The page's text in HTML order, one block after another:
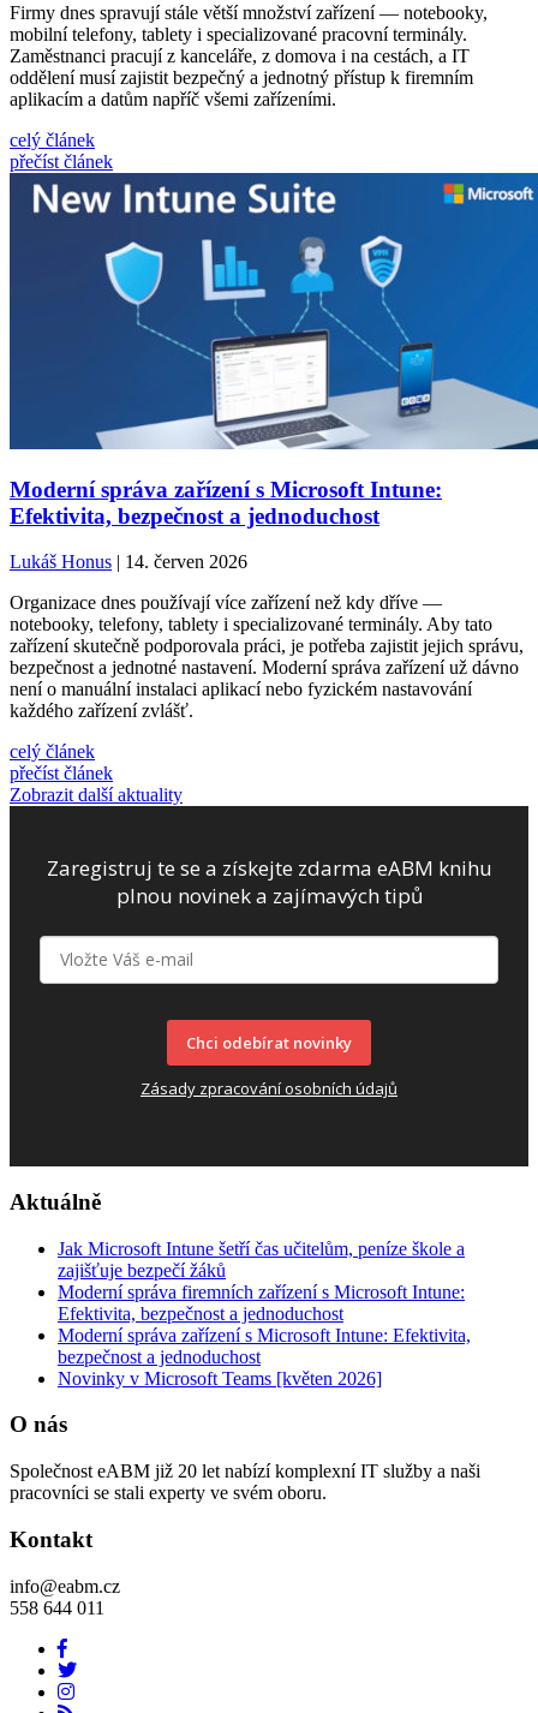
Firmy dnes spravují stále větší množství zařízení — notebooky,
mobilní telefony, tablety i specializované pracovní terminály.
Zaměstnanci pracují z kanceláře, z domova i na cestách, a IT
oddělení musí zajistit bezpečný a jednotný přístup k firemním
aplikacím a datům napříč všemi zařízeními.
celý článek
přečíst článek
Moderní správa zařízení s Microsoft Intune:
Efektivita, bezpečnost a jednoduchost
Lukáš Honus | 14. červen 2026
Organizace dnes používají více zařízení než kdy dříve —
notebooky, telefony, tablety i specializované terminály. Aby tato
zařízení skutečně podporovala práci, je potřeba zajistit jejich správu,
bezpečnost a jednotné nastavení. Moderní správa zařízení už dávno
není o manuální instalaci aplikací nebo fyzickém nastavování
každého zařízení zvlášť.
celý článek
přečíst článek
Zobrazit další aktuality
Zaregistruj te se a získejte zdarma eABM knihu
plnou novinek a zajímavých tipů
Chci odebírat novinky
Zásady zpracování osobních údajů
Aktuálně
Jak Microsoft Intune šetří čas učitelům, peníze škole a
zajišťuje bezpečí žáků
Moderní správa firemních zařízení s Microsoft Intune:
Efektivita, bezpečnost a jednoduchost
Moderní správa zařízení s Microsoft Intune: Efektivita,
bezpečnost a jednoduchost
Novinky v Microsoft Teams [květen 2026]
O nás
Společnost eABM již 20 let nabízí komplexní IT služby a naši
pracovníci se stali experty ve svém oboru.
Kontakt
info@eabm.cz
558 644 011